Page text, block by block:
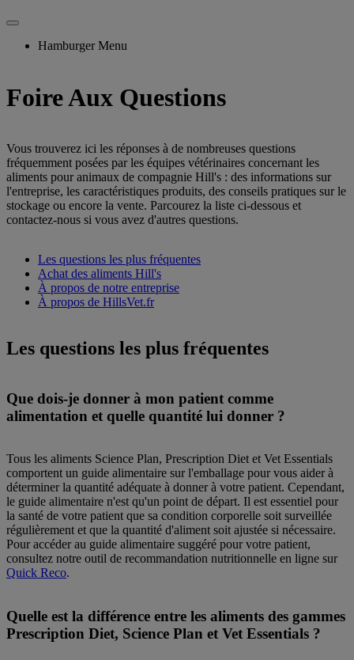
Hamburger Menu
Foire Aux Questions
Vous trouverez ici les réponses à de nombreuses questions
fréquemment posées par les équipes vétérinaires concernant les
aliments pour animaux de compagnie Hill's : des informations sur
l'entreprise, les caractéristiques produits, des conseils pratiques sur le
stockage ou encore la vente. Parcourez la liste ci-dessous et
contactez-nous si vous avez d'autres questions.
Les questions les plus fréquentes
Achat des aliments Hill's
À propos de notre entreprise
À propos de HillsVet.fr
Les questions les plus fréquentes
Que dois-je donner à mon patient comme
alimentation et quelle quantité lui donner ?
Tous les aliments Science Plan, Prescription Diet et Vet Essentials
comportent un guide alimentaire sur l'emballage pour vous aider à
déterminer la quantité adéquate à donner à votre patient. Cependant,
le guide alimentaire n'est qu'un point de départ. Il est essentiel pour
la santé de votre patient que sa condition corporelle soit surveillée
régulièrement et que la quantité d'aliment soit ajustée si nécessaire.
Pour accéder au guide alimentaire suggéré pour votre patient,
consultez notre outil de recommandation nutritionnelle en ligne sur
Quick Reco.
Quelle est la différence entre les aliments des gammes
Prescription Diet, Science Plan et Vet Essentials ?